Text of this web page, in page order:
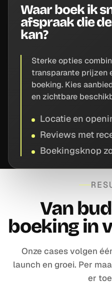
Waar boek ik
afspraak die
kan?
Sterke opties
transparante prijzen
boeking. Kies
en zichtbare
Locatie en
Reviews met
Boekingsknop
Van
boeking in
Onze cases volgen
launch en groei. Per
er